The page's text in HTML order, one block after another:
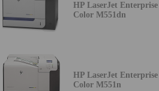
HP LaserJet Enterprise
Color M551dn
HP LaserJet Enterprise
Color M551n